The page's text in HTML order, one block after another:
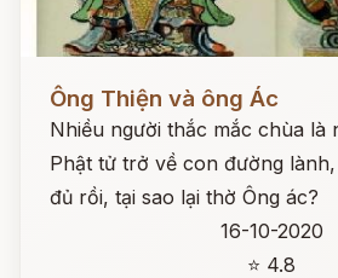
Đọc ngay
Ông Thiện và ông Ác
Nhiều người thắc mắc chùa là
Phật tử trở về con đường
đủ rồi, tại sao lại thờ Ông ác?
16-10-2020
⭐ 4.8